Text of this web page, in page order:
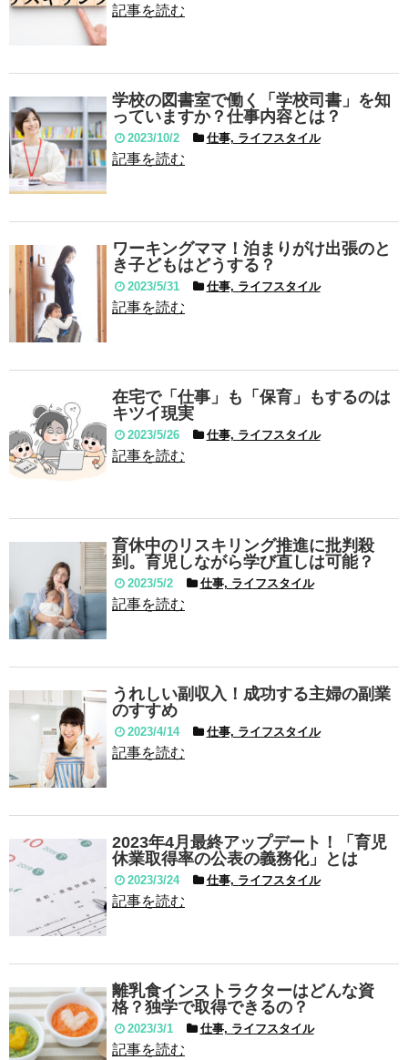
記事を読む
学校の図書室で働く「学校司書」を知
っていますか？仕事内容とは？
2023/10/2 仕事, ライフスタイル
記事を読む
ワーキングママ！泊まりがけ出張のと
き子どもはどうする？
2023/5/31 仕事, ライフスタイル
記事を読む
在宅で「仕事」も「保育」もするのは
キツイ現実
2023/5/26 仕事, ライフスタイル
記事を読む
育休中のリスキリング推進に批判殺
到。育児しながら学び直しは可能？
2023/5/2 仕事, ライフスタイル
記事を読む
うれしい副収入！成功する主婦の副業
のすすめ
2023/4/14 仕事, ライフスタイル
記事を読む
2023年4月最終アップデート！「育児
休業取得率の公表の義務化」とは
2023/3/24 仕事, ライフスタイル
記事を読む
離乳食インストラクターはどんな資
格？独学で取得できるの？
2023/3/1 仕事, ライフスタイル
記事を読む